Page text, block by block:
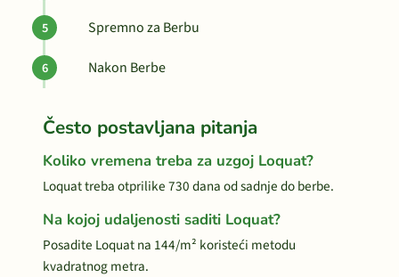
Spremno za Berbu
Nakon Berbe
Često postavljana pitanja
Koliko vremena treba za uzgoj Loquat?
Loquat treba otprilike 730 dana od sadnje do berbe.
Na kojoj udaljenosti saditi Loquat?
Posadite Loquat na 144/m² koristeći metodu
kvadratnog metra.